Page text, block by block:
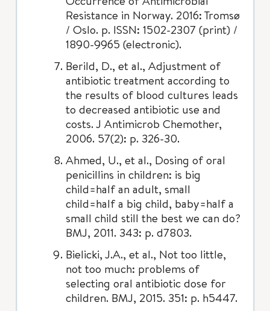
Resistance in Norway. 2016: Tromsø
/ Oslo. p. ISSN: 1502-2307 (print) /
1890-9965 (electronic).
Berild, D., et al., Adjustment of
antibiotic treatment according to
the results of blood cultures leads
to decreased antibiotic use and
costs. J Antimicrob Chemother,
2006. 57(2): p. 326-30.
Ahmed, U., et al., Dosing of oral
penicillins in children: is big
child=half an adult, small
child=half a big child, baby=half a
small child still the best we can do?
BMJ, 2011. 343: p. d7803.
Bielicki, J.A., et al., Not too little,
not too much: problems of
selecting oral antibiotic dose for
children. BMJ, 2015. 351: p. h5447.